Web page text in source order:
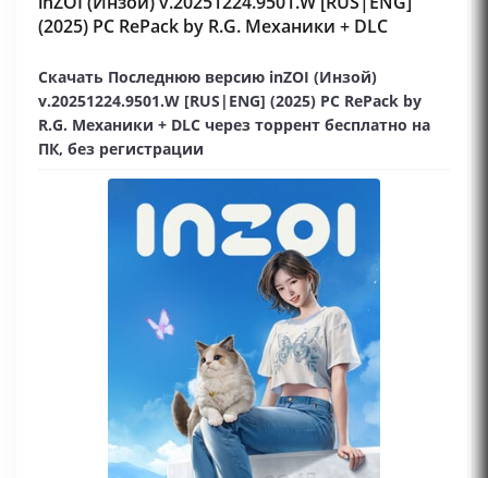
(2025) PC RePack by R.G. Механики + DLC
Скачать Последнюю версию inZOI (Инзой)
v.20251224.9501.W [RUS|ENG] (2025) PC RePack by
R.G. Механики + DLC через торрент бесплатно на
ПК, без регистрации